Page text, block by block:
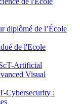
diplômé de l’École
de l'Ecole
Artificial
Visual
Cybersecurity :